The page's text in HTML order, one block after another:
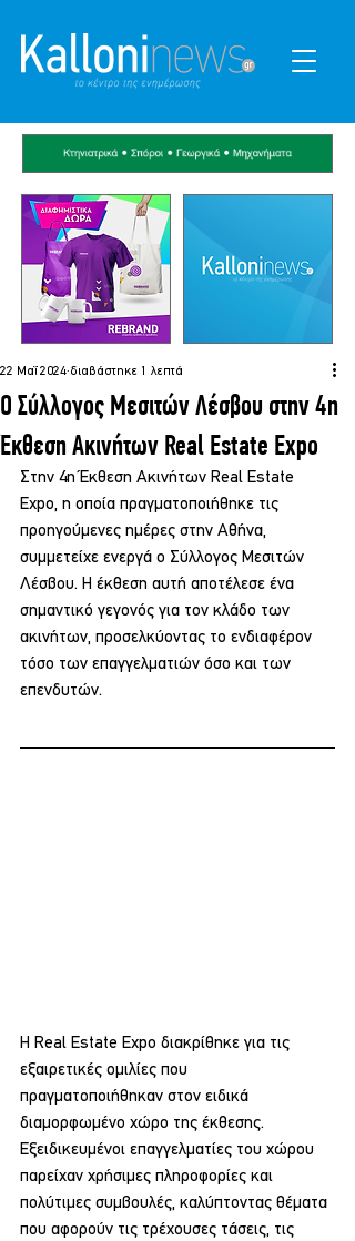
Ο Σύλλογος Μεσιτών Λέσβου στην 4η
Έκθεση Ακινήτων Real Estate Expo
22 Μαΐ 2024 διαβάστηκε 1 λεπτά
Στην 4η Έκθεση Ακινήτων Real Estate
Expo, η οποία πραγματοποιήθηκε τις
προηγούμενες ημέρες στην Αθήνα,
συμμετείχε ενεργά ο Σύλλογος Μεσιτών
Λέσβου. Η έκθεση αυτή αποτέλεσε ένα
σημαντικό γεγονός για τον κλάδο των
ακινήτων, προσελκύοντας το ενδιαφέρον
τόσο των επαγγελματιών όσο και των
επενδυτών.
Η Real Estate Expo διακρίθηκε για τις
εξαιρετικές ομιλίες που
πραγματοποιήθηκαν στον ειδικά
διαμορφωμένο χώρο της έκθεσης.
Εξειδικευμένοι επαγγελματίες του χώρου
παρείχαν χρήσιμες πληροφορίες και
πολύτιμες συμβουλές, καλύπτοντας θέματα
που αφορούν τις τρέχουσες τάσεις, τις